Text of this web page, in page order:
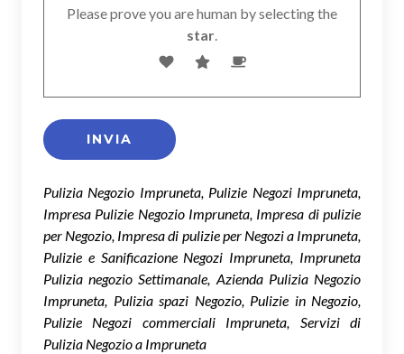
Please prove you are human by selecting the
star.
Pulizia Negozio Impruneta, Pulizie Negozi Impruneta,
Impresa Pulizie Negozio Impruneta, Impresa di pulizie
per Negozio, Impresa di pulizie per Negozi a Impruneta,
Pulizie e Sanificazione Negozi Impruneta, Impruneta
Pulizia negozio Settimanale, Azienda Pulizia Negozio
Impruneta, Pulizia spazi Negozio, Pulizie in Negozio,
Pulizie Negozi commerciali Impruneta, Servizi di
Pulizia Negozio a Impruneta